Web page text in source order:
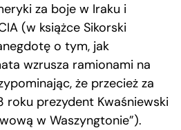
za boje w Iraku i
(w książce Sikorski
o tym, jak
wzrusza ramionami na
że przecież za
roku prezydent Kwaśniewski
w Waszyngtonie”).